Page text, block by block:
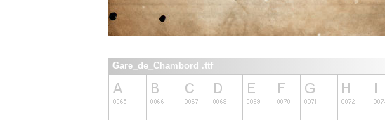
Gare_de_Chambord .ttf